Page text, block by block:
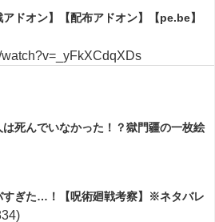
ドオン】【配布アドオン】【pe.be】
は死んでいなかった！？獄門疆の一枚絵
すぎた…！【呪術廻戦考察】※ネタバレ